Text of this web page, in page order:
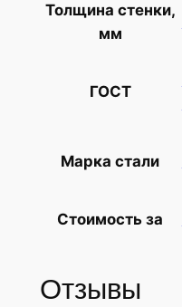
Толщина стенки,
мм
ГОСТ
Марка стали
Стоимость за
Отзывы